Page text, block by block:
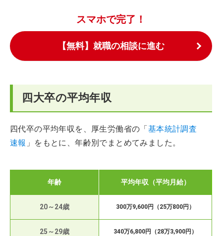
スマホで完了！
【無料】就職の相談に進む
四大卒の平均年収
四代卒の平均年収を、厚生労働省の「基本統計調査
速報 」をもとに、年齢別でまとめてみました。
年齢 平均年収（平均月給）
20～24歳 300万9,600円（25万800円）
25～29歳 340万6,800円（28万3,900円）